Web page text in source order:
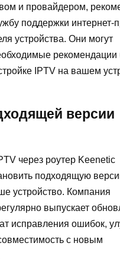
и провайдером,
поддержки интернет-
устройства. Они могут
рекомендации
IPTV на вашем
версии
через роутер Keenetic
подходящую
устройство. Компания
выпускает
исправления ошибок,
с новым